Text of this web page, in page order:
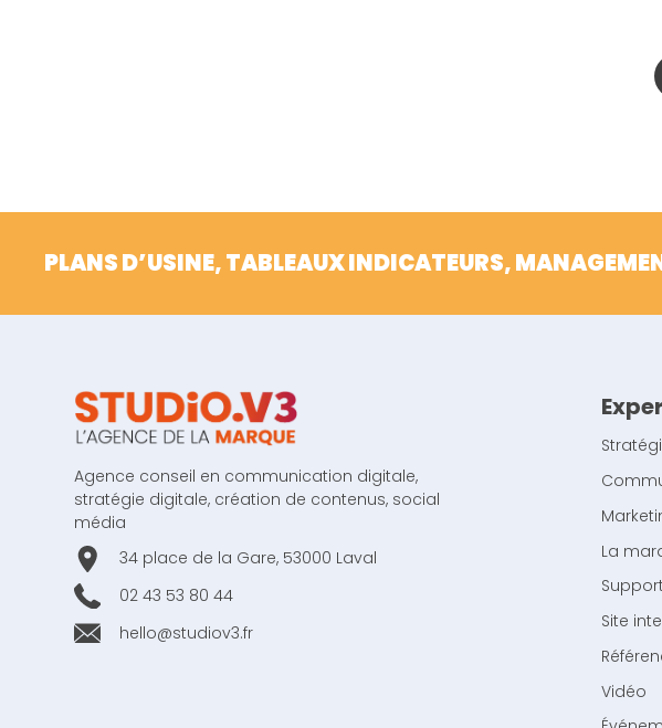
PLANS D’USINE, TABLEAUX INDICATEURS,
Agence conseil en communication digitale,
stratégie digitale, création de contenus, social
média
34 place de la Gare, 53000 Laval
02 43 53 80 44
hello@studiov3.fr
La
Site
Vidéo